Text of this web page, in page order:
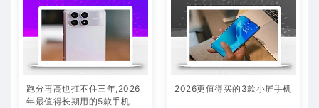
跑分再高也扛不住三年,2026
年最值得长期用的5款手机
2026更值得买的3款小屏手机